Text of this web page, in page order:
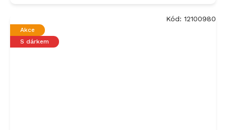
Akce
S dárkem
Kód: 12100980